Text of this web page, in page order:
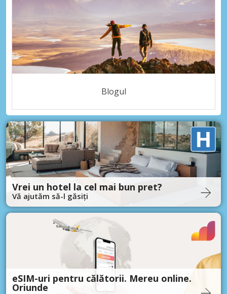
Blogul
Vrei un hotel la cel mai bun pret?
Vă ajutăm să-l găsiți
eSIM-uri pentru călătorii. Mereu online.
Oriunde